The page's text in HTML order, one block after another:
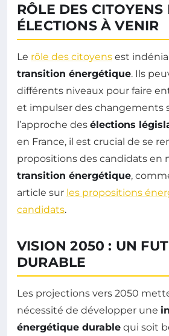
RÔLE DES CITOYENS
ÉLECTIONS À VENIR
Le rôle des citoyens est
transition énergétique. Ils
différents niveaux pour faire
et impulser des changements
l’approche des élections
en France, il est crucial de se
propositions des candidats en
transition énergétique,
article sur les propositions
candidats.
VISION 2050 : UN
DURABLE
Les projections vers 2050
nécessité de développer une
énergétique durable qui soit